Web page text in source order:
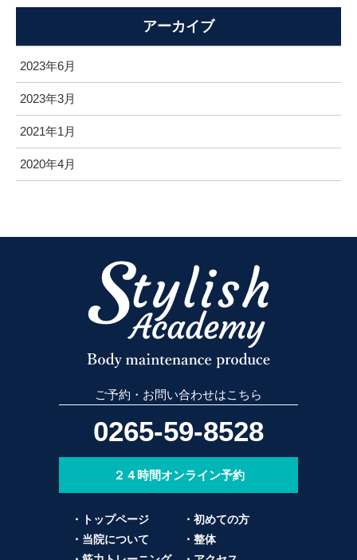
アーカイブ
2023年6月
2023年3月
2021年1月
2020年4月
ご予約・お問い合わせはこちら
0265-59-8528
２４時間オンライン予約
・トップページ
・初めての方
・当院について
・整体